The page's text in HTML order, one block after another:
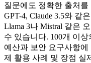
질문에도 정확한 출처
GPT-4, Claude 3.5와 같
Llama 3나 Mistral 같은
수 있습니다. 100개 이
예산과 보안 요구사항
제 활용 사례 및 장점 실